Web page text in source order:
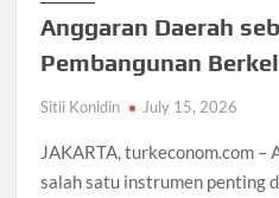
Anggaran Daerah
Pembangunan
Sitii Konidin July 15, 2026
JAKARTA, turkeconom.com –
salah satu instrumen penting